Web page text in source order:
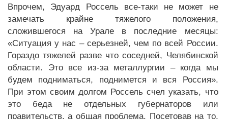
Впрочем, Эдуард Россель все-таки не может не
замечать крайне тяжелого положения,
сложившегося на Урале в последние месяцы:
«Ситуация у нас – серьезней, чем по всей России.
Гораздо тяжелей разве что соседней, Челябинской
области. Это все из-за металлургии – когда мы
будем подниматься, поднимется и вся Россия».
При этом своим долгом Россель счел указать, что
это беда не отдельных губернаторов или
правительств, а общая проблема. Посетовав на то,